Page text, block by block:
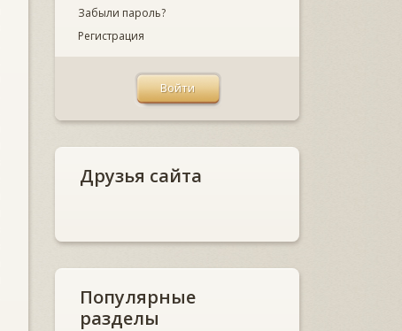
Забыли пароль?
Регистрация
Друзья сайта
Популярные
разделы